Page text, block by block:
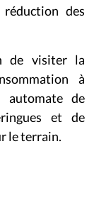
des
de visiter la
à
automate de
et de
le terrain.